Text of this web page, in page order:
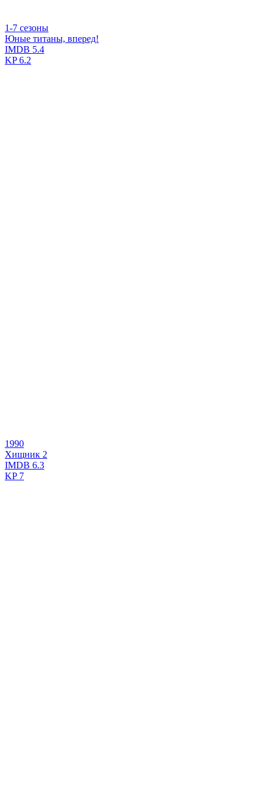
1-7 сезоны
Юные титаны, вперед!
IMDB 5.4
KP6.2
1990
Хищник 2
IMDB 6.3
KP7